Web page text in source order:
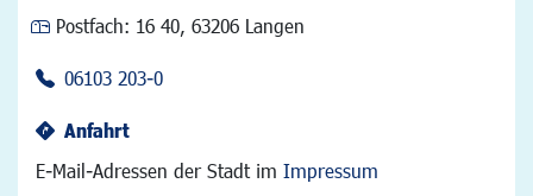
Postfach: 16 40, 63206 Langen
06103 203-0
Anfahrt
E-Mail-Adressen der Stadt im Impressum